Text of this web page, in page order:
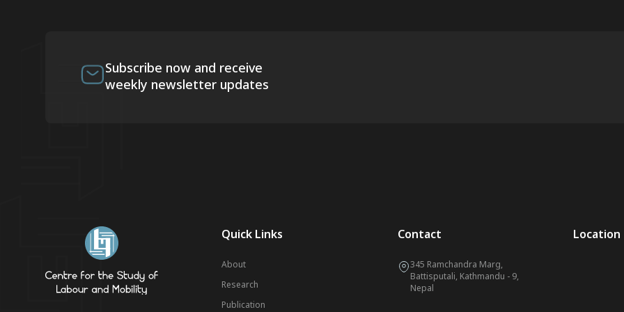
Subscribe now and receive
weekly newsletter updates
Quick Links
About
Research
Publication
Contact
345 Ramchandra Marg,
Battisputali, Kathmandu - 9,
Nepal
Location